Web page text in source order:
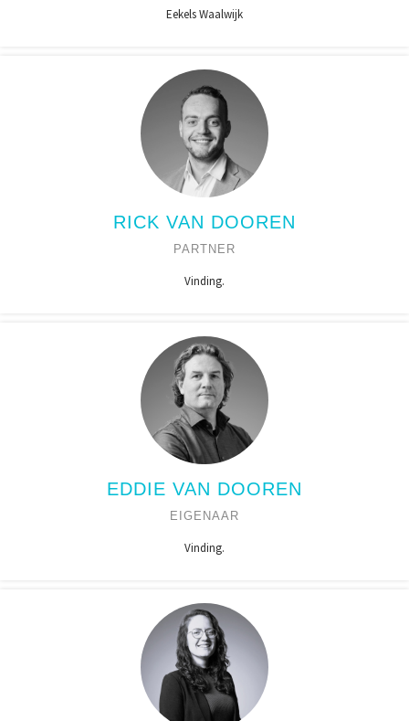
Eekels Waalwijk
RICK VAN DOOREN
PARTNER
Vinding.
EDDIE VAN DOOREN
EIGENAAR
Vinding.